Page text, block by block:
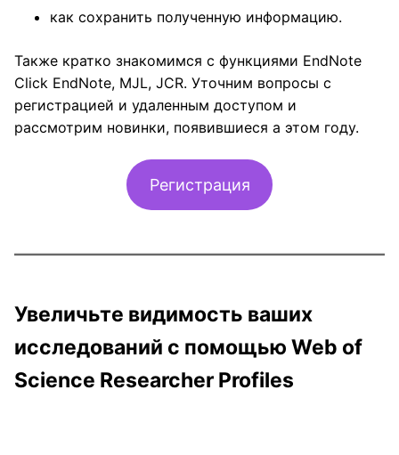
как сохранить полученную информацию.
Также кратко знакомимся с функциями EndNote
Click EndNote, MJL, JCR. Уточним вопросы с
регистрацией и удаленным доступом и
рассмотрим новинки, появившиеся а этом году.
Регистрация
Увеличьте видимость ваших
исследований с помощью Web of
Science Researcher Profiles